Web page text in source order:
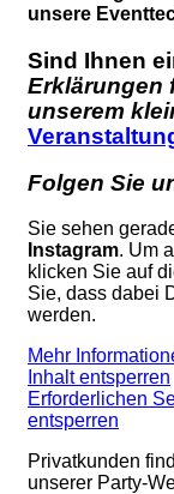
unsere
Sind Ihnen
Erklärungen
unserem
Folgen Sie
Sie sehen
Instagram. Um
klicken Sie auf
Sie, dass dabei
werden.
Mehr
Inhalt entsperren
Erforderlichen
entsperren
Privatkunden
unserer Party-